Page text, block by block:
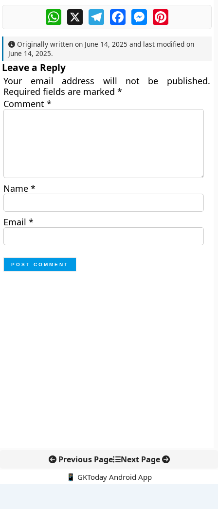
WhatsApp
X TelegramFacebookMessengerPinterest
Originally written on June 14, 2025 and last modified on
June 14, 2025.
Leave a Reply
Your email address will not be published.
Required fields are marked*
Comment*
Name*
Email*
Previous Page Next Page
📱 GKToday Android App